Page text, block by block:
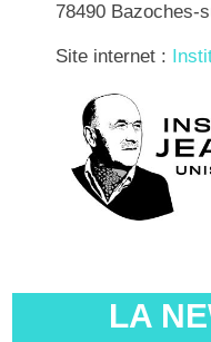
78490 Bazoches-
Site internet :
LA